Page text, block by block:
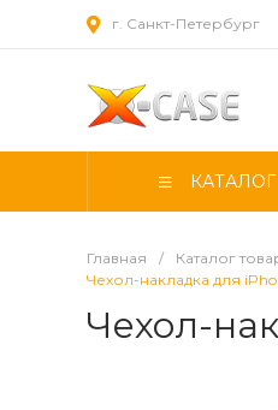
г. Санкт-Петербург
Главная / Каталог
Чехол-накладка для
Чехол-